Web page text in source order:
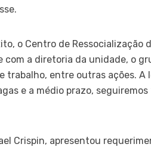
o Centro de Ressocialização
a diretoria da unidade, o
entre outras ações. A
e a médio prazo,
Crispin, apresentou